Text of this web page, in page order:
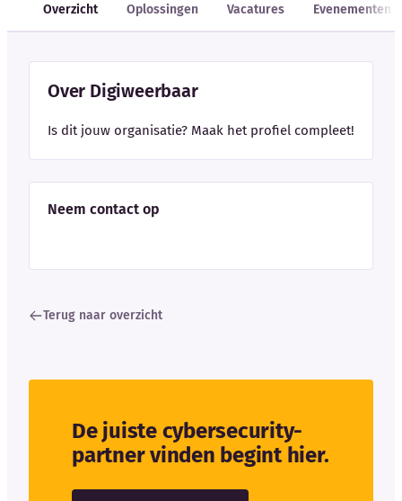
Overzicht Oplossingen Vacatures Evenementen
Over Digiweerbaar
Is dit jouw organisatie? Maak het profiel compleet!
Neem contact op
Terug naar overzicht
De juiste cybersecurity-
partner vinden begint hier.